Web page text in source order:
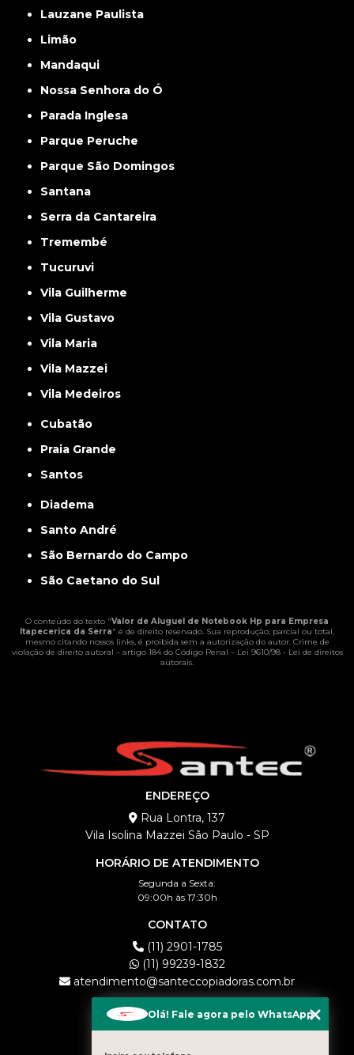
Lauzane Paulista
Limão
Mandaqui
Nossa Senhora do Ó
Parada Inglesa
Parque Peruche
Parque São Domingos
Santana
Serra da Cantareira
Tremembé
Tucuruvi
Vila Guilherme
Vila Gustavo
Vila Maria
Vila Mazzei
Vila Medeiros
Cubatão
Praia Grande
Santos
Diadema
Santo André
São Bernardo do Campo
São Caetano do Sul
O conteúdo do texto "Valor de Aluguel de Notebook Hp para Empresa
Itapecerica da Serra" é de direito reservado. Sua reprodução, parcial ou total,
mesmo citando nossos links, é proibida sem a autorização do autor. Crime de
violação de direito autoral – artigo 184 do Código Penal – Lei 9610/98 - Lei de direitos
autorais.
ENDEREÇO
Rua Lontra, 137
Vila Isolina Mazzei São Paulo - SP
HORÁRIO DE ATENDIMENTO
Segunda a Sexta:
09:00h às 17:30h
CONTATO
(11) 2901-1785
(11) 99239-1832
atendimento@santeccopiadoras.com.br
MENU
HOME
EMPRESA
Olá! Fale agora pelo WhatsApp